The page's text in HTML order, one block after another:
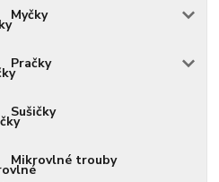
Myčky
Pračky
Sušičky
Mikrovlné trouby